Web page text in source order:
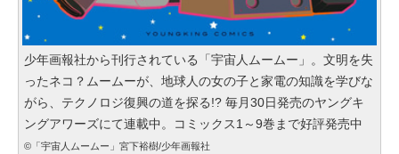
少年画報社から刊行されている「宇宙人ムームー」。文明を失
ったネコ？ムームーが、地球人の女の子と家電の知識を学びな
がら、テクノロジ復興の道を探る!? 毎月30日発売のヤングキ
ングアワーズにて連載中。コミックス1～9巻まで好評発売中
©「宇宙人ムームー」宮下裕樹/少年画報社